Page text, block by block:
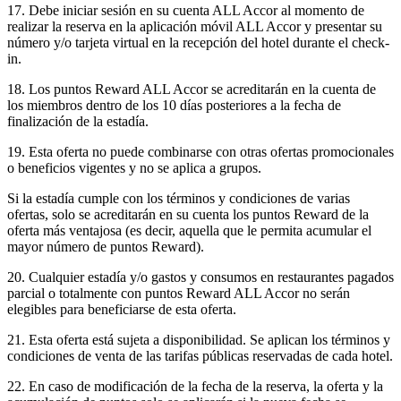
17. Debe iniciar sesión en su cuenta ALL Accor al momento de
realizar la reserva en la aplicación móvil ALL Accor y presentar su
número y/o tarjeta virtual en la recepción del hotel durante el check-
in.
18. Los puntos Reward ALL Accor se acreditarán en la cuenta de
los miembros dentro de los 10 días posteriores a la fecha de
finalización de la estadía.
19. Esta oferta no puede combinarse con otras ofertas promocionales
o beneficios vigentes y no se aplica a grupos.
Si la estadía cumple con los términos y condiciones de varias
ofertas, solo se acreditarán en su cuenta los puntos Reward de la
oferta más ventajosa (es decir, aquella que le permita acumular el
mayor número de puntos Reward).
20. Cualquier estadía y/o gastos y consumos en restaurantes pagados
parcial o totalmente con puntos Reward ALL Accor no serán
elegibles para beneficiarse de esta oferta.
21. Esta oferta está sujeta a disponibilidad. Se aplican los términos y
condiciones de venta de las tarifas públicas reservadas de cada hotel.
22. En caso de modificación de la fecha de la reserva, la oferta y la